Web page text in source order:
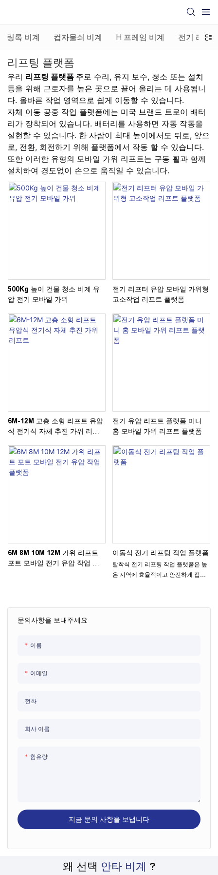
링록 비계 컵자물쇠 비계 H 프레임 비계 전기 리프
리프팅 플랫폼
우리 리프팅 플랫폼 주로 수리, 유지 보수, 청소 또는 설치
등을 위해 근로자를 높은 곳으로 끌어 올리는 데 사용됩니
다. 올바른 작업 영역으로 쉽게 이동할 수 있습니다.
자체 이동 공중 작업 플랫폼에는 미국 브랜드 트로이 배터
리가 장착되어 있습니다. 배터리를 사용하면 자동 작동을
실현할 수 있습니다. 한 사람이 최대 높이에서도 뒤로, 앞으
로, 전환, 회전하기 위해 플랫폼에서 작동 할 수 있습니다.
또한 이러한 유형의 모바일 가위 리프트는 구동 휠과 함께
설치하여 경도없이 손으로 움직일 수 있습니다.
문의사항을 보내주세요
이름
이메일
전화
회사 이름
함유량
지금 문의 사항을 보냅니다
500Kg 높이 건물 청소 비계 유
압 전기 모바일 가위
전기 리프터 유압 모바일 가위형
고소작업 리프트 플랫폼
6M-12M 고층 소형 리프트 유압
식 전기식 자체 추진 가위 리프
전기 유압 리프트 플랫폼 미니
홈 모바일 가위 리프트 플랫폼
6M 8M 10M 12M 가위 리프트
포트 모바일 전기 유압 작업 플
이동식 전기 리프팅 작업 플랫폼
탈착식 전기 리프팅 작업 플랫폼은 높
은 지역에 효율적이고 안전하게 접근
왜 선택 안타 비계 ?